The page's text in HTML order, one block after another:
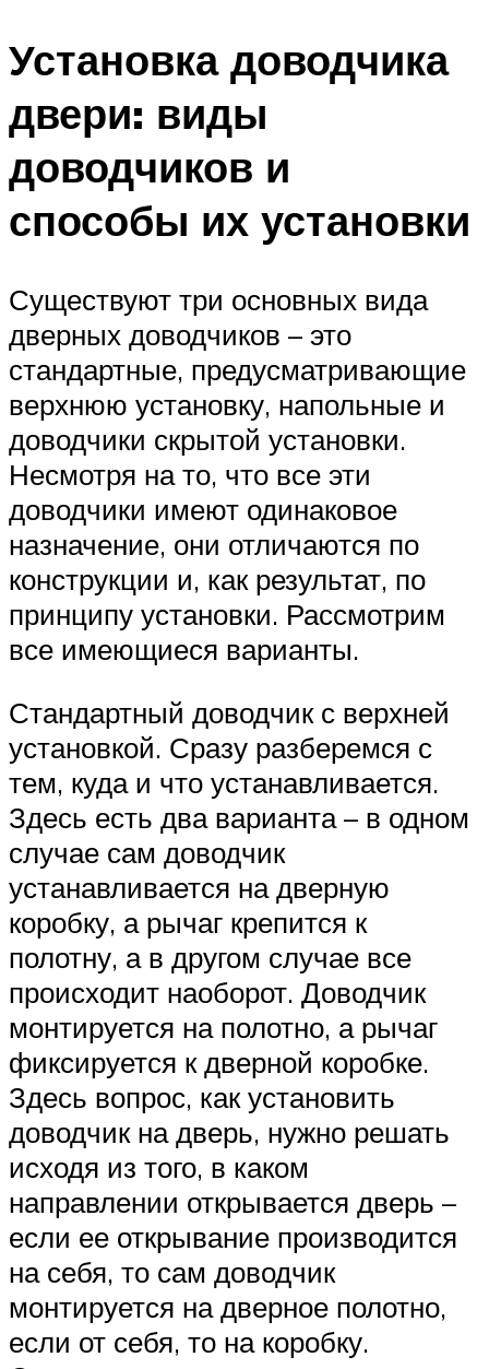
Установка доводчика
двери: виды
доводчиков и
способы их установки
Существуют три основных вида
дверных доводчиков – это
стандартные, предусматривающие
верхнюю установку, напольные и
доводчики скрытой установки.
Несмотря на то, что все эти
доводчики имеют одинаковое
назначение, они отличаются по
конструкции и, как результат, по
принципу установки. Рассмотрим
все имеющиеся варианты.
Стандартный доводчик с верхней
установкой. Сразу разберемся с
тем, куда и что устанавливается.
Здесь есть два варианта – в одном
случае сам доводчик
устанавливается на дверную
коробку, а рычаг крепится к
полотну, а в другом случае все
происходит наоборот. Доводчик
монтируется на полотно, а рычаг
фиксируется к дверной коробке.
Здесь вопрос, как установить
доводчик на дверь, нужно решать
исходя из того, в каком
направлении открывается дверь –
если ее открывание производится
на себя, то сам доводчик
монтируется на дверное полотно,
если от себя, то на коробку.